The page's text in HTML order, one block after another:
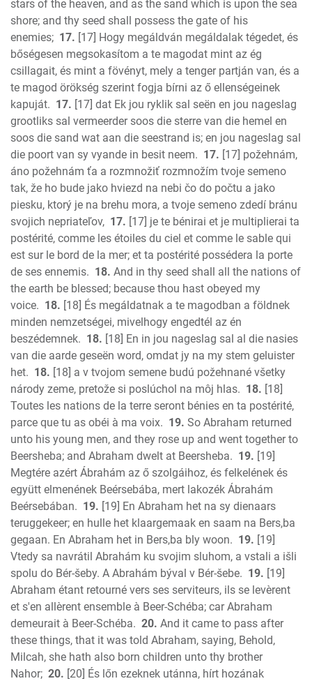
stars of the heaven, and as the sand which is upon the sea
shore; and thy seed shall possess the gate of his
enemies; 17. [17] Hogy megáldván megáldalak tégedet, és
bőségesen megsokasítom a te magodat mint az ég
csillagait, és mint a fövényt, mely a tenger partján van, és a
te magod örökség szerint fogja bírni az ő ellenségeinek
kapuját. 17. [17] dat Ek jou ryklik sal seën en jou nageslag
grootliks sal vermeerder soos die sterre van die hemel en
soos die sand wat aan die seestrand is; en jou nageslag sal
die poort van sy vyande in besit neem. 17. [17] požehnám,
áno požehnám ťa a rozmnožiť rozmnožím tvoje semeno
tak, že ho bude jako hviezd na nebi čo do počtu a jako
piesku, ktorý je na brehu mora, a tvoje semeno zdedí bránu
svojich nepriateľov, 17. [17] je te bénirai et je multiplierai ta
postérité, comme les étoiles du ciel et comme le sable qui
est sur le bord de la mer; et ta postérité possédera la porte
de ses ennemis. 18. And in thy seed shall all the nations of
the earth be blessed; because thou hast obeyed my
voice. 18. [18] És megáldatnak a te magodban a földnek
minden nemzetségei, mivelhogy engedtél az én
beszédemnek. 18. [18] En in jou nageslag sal al die nasies
van die aarde geseën word, omdat jy na my stem geluister
het. 18. [18] a v tvojom semene budú požehnané všetky
národy zeme, pretože si poslúchol na môj hlas. 18. [18]
Toutes les nations de la terre seront bénies en ta postérité,
parce que tu as obéi à ma voix. 19. So Abraham returned
unto his young men, and they rose up and went together to
Beersheba; and Abraham dwelt at Beersheba. 19. [19]
Megtére azért Ábrahám az ő szolgáihoz, és felkelének és
együtt elmenének Beérsebába, mert lakozék Ábrahám
Beérsebában. 19. [19] En Abraham het na sy dienaars
teruggekeer; en hulle het klaargemaak en saam na Bers,ba
gegaan. En Abraham het in Bers,ba bly woon. 19. [19]
Vtedy sa navrátil Abrahám ku svojim sluhom, a vstali a išli
spolu do Bér-šeby. A Abrahám býval v Bér-šebe. 19. [19]
Abraham étant retourné vers ses serviteurs, ils se levèrent
et s'en allèrent ensemble à Beer-Schéba; car Abraham
demeurait à Beer-Schéba. 20. And it came to pass after
these things, that it was told Abraham, saying, Behold,
Milcah, she hath also born children unto thy brother
Nahor; 20. [20] És lőn ezeknek utánna, hírt hozának